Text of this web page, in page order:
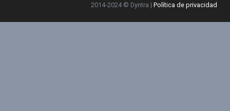
2014-2024 © Dyntra | Política de privacidad